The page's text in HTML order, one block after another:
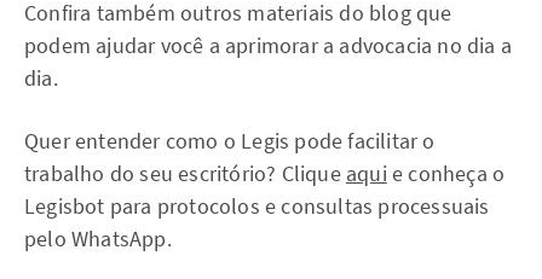
Confira também outros materiais do blog que
podem ajudar você a aprimorar a advocacia no dia a
dia.
Quer entender como o Legis pode facilitar o
trabalho do seu escritório? Clique aqui e conheça o
Legisbot para protocolos e consultas processuais
pelo WhatsApp.